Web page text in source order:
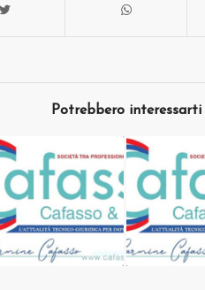
Potrebbero interessarti